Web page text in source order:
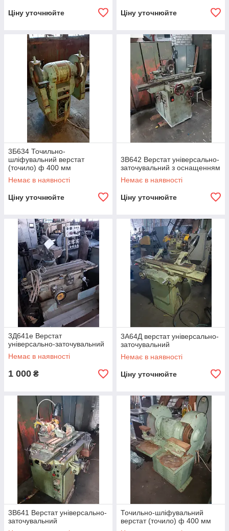
Ціну уточнюйте Ціну уточнюйте
3Б634 Точильно-
шліфувальний верстат
(точило) ф 400 мм
Немає в наявності
Ціну уточнюйте
3В642 Верстат універсально-
заточувальний з оснащенням
Немає в наявності
Ціну уточнюйте
3Д641е Верстат
універсально-заточувальний
Немає в наявності
1 000 ₴
3А64Д верстат універсально-
заточувальний
Немає в наявності
Ціну уточнюйте
3В641 Верстат універсально-
заточувальний
Точильно-шліфувальний
верстат (точило) ф 400 мм